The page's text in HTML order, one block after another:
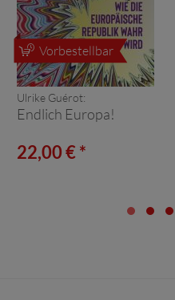
Vorbestellbar
Ulrike Guérot:
Endlich Europa!
22,00 € *